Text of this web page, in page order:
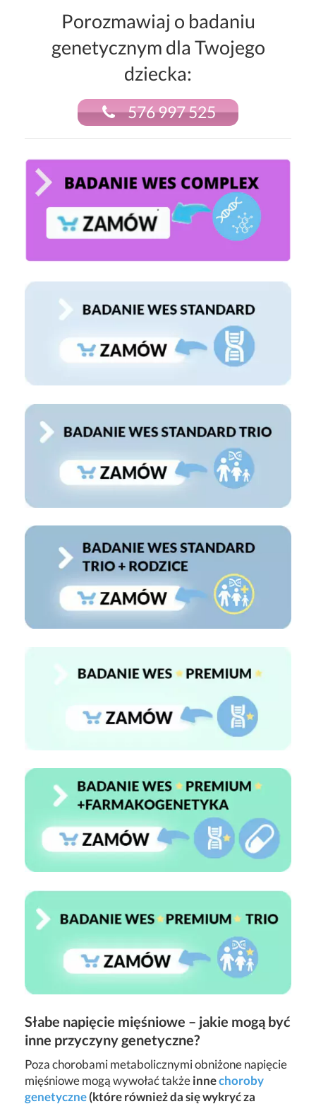
Porozmawiaj o badaniu
genetycznym dla Twojego
dziecka:
576 997 525
Słabe napięcie mięśniowe – jakie mogą być
inne przyczyny genetyczne?
Poza chorobami metabolicznymi obniżone napięcie
mięśniowe mogą wywołać takżeinnechoroby
genetyczne(które również da się wykryć za